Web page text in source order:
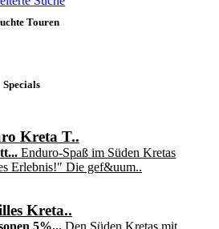
Touren
Specials
Kreta T..
Enduro-Spaß im Süden Kretas
Erlebnis!" Die gef&uum..
Kreta..
5%... Den Süden Kretas mit